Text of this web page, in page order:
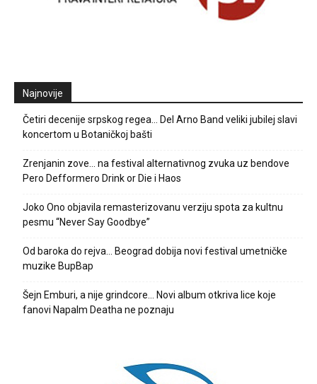
Najnovije
Četiri decenije srpskog regea… Del Arno Band veliki jubilej slavi
koncertom u Botaničkoj bašti
Zrenjanin zove… na festival alternativnog zvuka uz bendove
Pero Defformero Drink or Die i Haos
Joko Ono objavila remasterizovanu verziju spota za kultnu
pesmu “Never Say Goodbye”
Od baroka do rejva… Beograd dobija novi festival umetničke
muzike BupBap
Šejn Emburi, a nije grindcore… Novi album otkriva lice koje
fanovi Napalm Deatha ne poznaju